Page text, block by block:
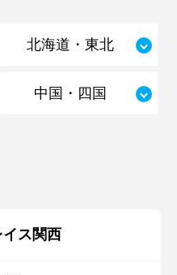
北海道・東北
中国・四国
ス関西